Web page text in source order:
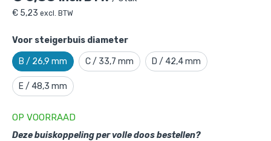
€ 5,23 excl. BTW
Voor steigerbuis diameter
B / 26,9 mm C / 33,7 mm D / 42,4 mm
E / 48,3 mm
OP VOORRAAD
Deze buiskoppeling per volle doos bestellen?
Buiskoppeling Dubbel oogdeel in 1
lijn - zwart-B / 26,9 mm
Gekozen aantal: x
Productnummer: 101038ZWB